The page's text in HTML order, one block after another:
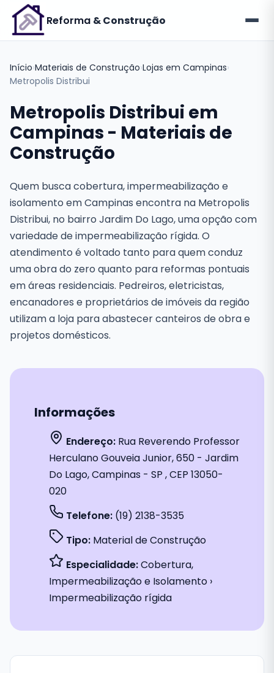
Reforma & Construção
Início›Materiais de Construção›Lojas em Campinas›
Metropolis Distribui
Metropolis Distribui em
Campinas - Materiais de
Construção
Quem busca cobertura, impermeabilização e
isolamento em Campinas encontra na Metropolis
Distribui, no bairro Jardim Do Lago, uma opção com
variedade de impermeabilização rígida. O
atendimento é voltado tanto para quem conduz
uma obra do zero quanto para reformas pontuais
em áreas residenciais. Pedreiros, eletricistas,
encanadores e proprietários de imóveis da região
utilizam a loja para abastecer canteiros de obra e
projetos domésticos.
Informações
Endereço: Rua Reverendo Professor
Herculano Gouveia Junior, 650 - Jardim
Do Lago, Campinas - SP , CEP 13050-
020
Telefone: (19) 2138-3535
Tipo: Material de Construção
Especialidade:Cobertura,
Impermeabilização e Isolamento ›
Impermeabilização rígida